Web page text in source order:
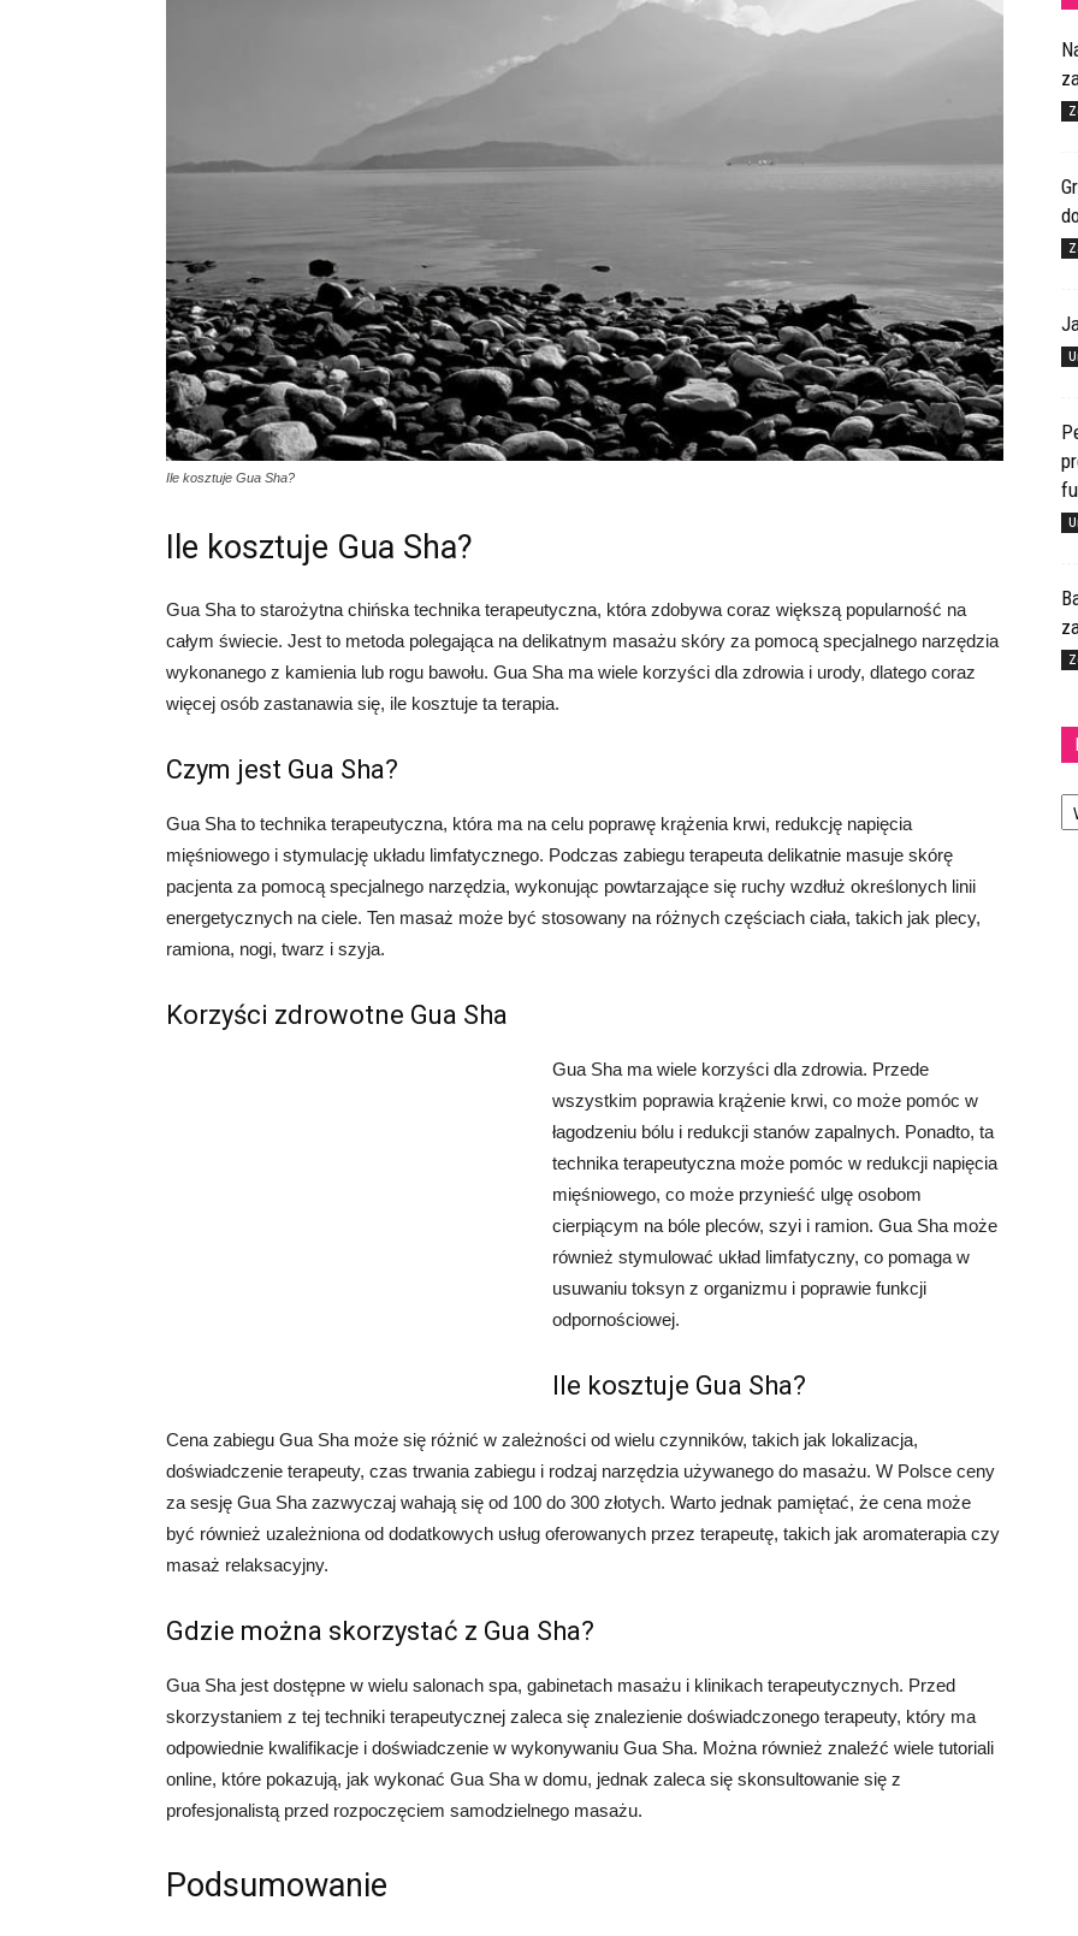
Ile kosztuje Gua Sha?
Ile kosztuje Gua Sha?
Gua Sha to starożytna chińska technika terapeutyczna, która zdobywa coraz większą popularność na
całym świecie. Jest to metoda polegająca na delikatnym masażu skóry za pomocą specjalnego narzędzia
wykonanego z kamienia lub rogu bawołu. Gua Sha ma wiele korzyści dla zdrowia i urody, dlatego coraz
więcej osób zastanawia się, ile kosztuje ta terapia.
Czym jest Gua Sha?
Gua Sha to technika terapeutyczna, która ma na celu poprawę krążenia krwi, redukcję napięcia
mięśniowego i stymulację układu limfatycznego. Podczas zabiegu terapeuta delikatnie masuje skórę
pacjenta za pomocą specjalnego narzędzia, wykonując powtarzające się ruchy wzdłuż określonych linii
energetycznych na ciele. Ten masaż może być stosowany na różnych częściach ciała, takich jak plecy,
ramiona, nogi, twarz i szyja.
Korzyści zdrowotne Gua Sha
Gua Sha ma wiele korzyści dla zdrowia. Przede
wszystkim poprawia krążenie krwi, co może pomóc w
łagodzeniu bólu i redukcji stanów zapalnych. Ponadto, ta
technika terapeutyczna może pomóc w redukcji napięcia
mięśniowego, co może przynieść ulgę osobom
cierpiącym na bóle pleców, szyi i ramion. Gua Sha może
również stymulować układ limfatyczny, co pomaga w
usuwaniu toksyn z organizmu i poprawie funkcji
odpornościowej.
Ile kosztuje Gua Sha?
Cena zabiegu Gua Sha może się różnić w zależności od wielu czynników, takich jak lokalizacja,
doświadczenie terapeuty, czas trwania zabiegu i rodzaj narzędzia używanego do masażu. W Polsce ceny
za sesję Gua Sha zazwyczaj wahają się od 100 do 300 złotych. Warto jednak pamiętać, że cena może
być również uzależniona od dodatkowych usług oferowanych przez terapeutę, takich jak aromaterapia czy
masaż relaksacyjny.
Gdzie można skorzystać z Gua Sha?
Gua Sha jest dostępne w wielu salonach spa, gabinetach masażu i klinikach terapeutycznych. Przed
skorzystaniem z tej techniki terapeutycznej zaleca się znalezienie doświadczonego terapeuty, który ma
odpowiednie kwalifikacje i doświadczenie w wykonywaniu Gua Sha. Można również znaleźć wiele tutoriali
online, które pokazują, jak wykonać Gua Sha w domu, jednak zaleca się skonsultowanie się z
profesjonalistą przed rozpoczęciem samodzielnego masażu.
Podsumowanie